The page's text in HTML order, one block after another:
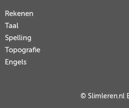
Rekenen
Taal
Spelling
Topografie
Engels
© Slimleren.nl